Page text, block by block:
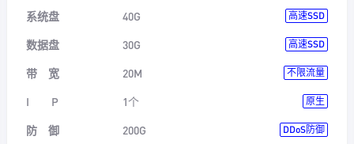
系统盘 40G 高速SSD
数据盘 30G 高速SSD
带 宽 20M 不限流量
I P 1个 原生
防 御 200G DDoS防御